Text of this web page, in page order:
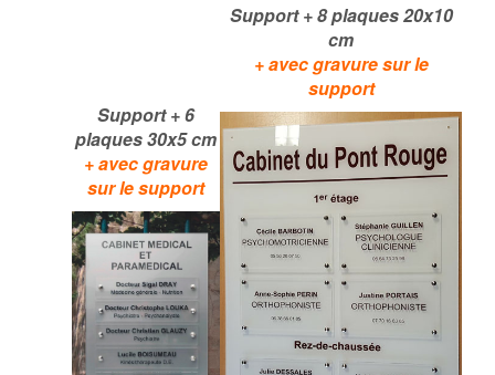
Support + 6
plaques 30x5 cm
+avec gravure
sur le support
Support + 8 plaques 20x10
cm
+avec gravure sur le
support